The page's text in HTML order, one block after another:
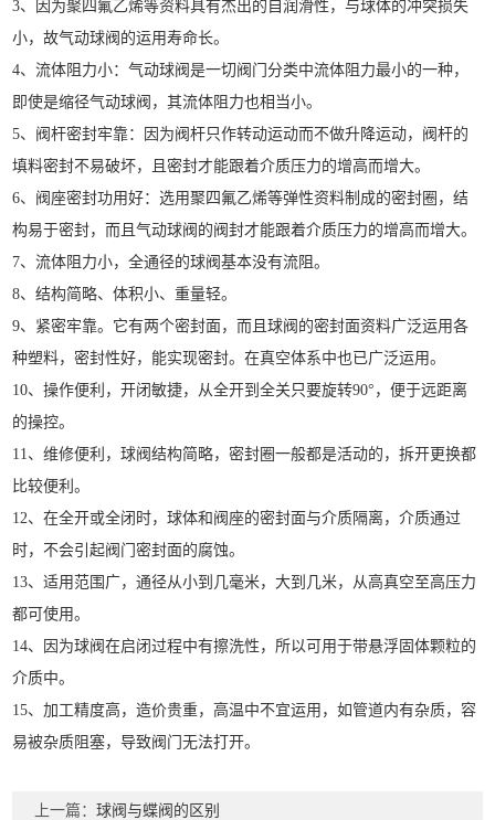
3、因为聚四氟乙烯等资料具有杰出的自润滑性，与球体的冲突损失
小，故气动球阀的运用寿命长。
4、流体阻力小：气动球阀是一切阀门分类中流体阻力最小的一种，
即使是缩径气动球阀，其流体阻力也相当小。
5、阀杆密封牢靠：因为阀杆只作转动运动而不做升降运动，阀杆的
填料密封不易破坏，且密封才能跟着介质压力的增高而增大。
6、阀座密封功用好：选用聚四氟乙烯等弹性资料制成的密封圈，结
构易于密封，而且气动球阀的阀封才能跟着介质压力的增高而增大。
7、流体阻力小，全通径的球阀基本没有流阻。
8、结构简略、体积小、重量轻。
9、紧密牢靠。它有两个密封面，而且球阀的密封面资料广泛运用各
种塑料，密封性好，能实现密封。在真空体系中也已广泛运用。
10、操作便利，开闭敏捷，从全开到全关只要旋转90°，便于远距离
的操控。
11、维修便利，球阀结构简略，密封圈一般都是活动的，拆开更换都
比较便利。
12、在全开或全闭时，球体和阀座的密封面与介质隔离，介质通过
时，不会引起阀门密封面的腐蚀。
13、适用范围广，通径从小到几毫米，大到几米，从高真空至高压力
都可使用。
14、因为球阀在启闭过程中有擦洗性，所以可用于带悬浮固体颗粒的
介质中。
15、加工精度高，造价贵重，高温中不宜运用，如管道内有杂质，容
易被杂质阻塞，导致阀门无法打开。
上一篇：球阀与蝶阀的区别